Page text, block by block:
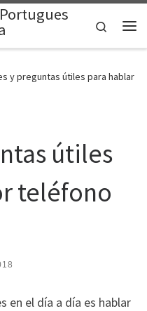
Search
y preguntas útiles para hablar
útiles
teléfono
en el día a día es hablar